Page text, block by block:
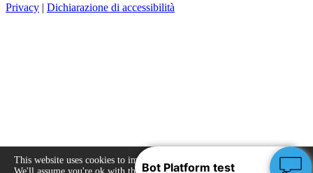
Privacy | Dichiarazione di accessibilità
This website uses cookies to improve your experience.